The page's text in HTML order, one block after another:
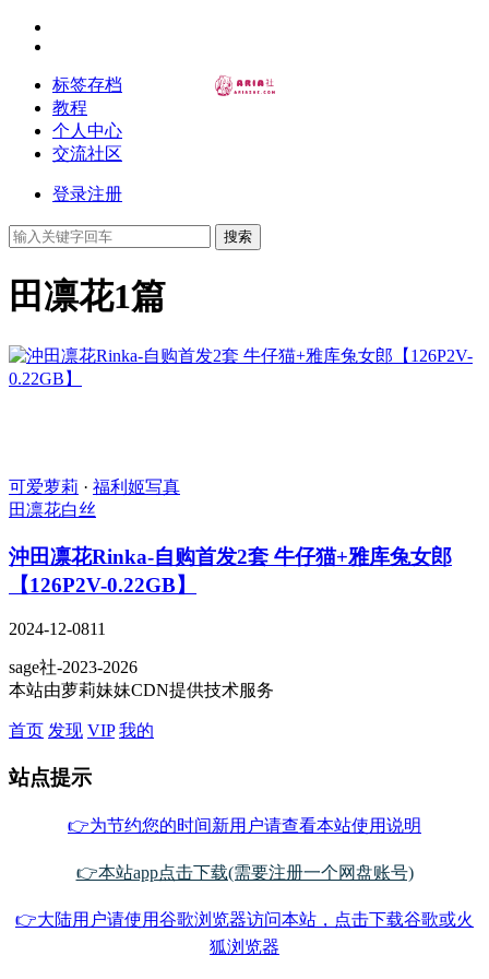
标签存档
教程
个人中心
交流社区
登录注册
搜索
田凛花1篇
可爱萝莉 · 福利姬写真
田凛花白丝
沖田凛花Rinka-自购首发2套 牛仔猫+雅库兔女郎
【126P2V-0.22GB】
2024-12-0811
sage社-2023-2026
本站由萝莉妹妹CDN提供技术服务
首页 发现 VIP 我的
站点提示
👉为节约您的时间新用户请查看本站使用说明
👉本站app点击下载(需要注册一个网盘账号)
👉大陆用户请使用谷歌浏览器访问本站，点击下载谷歌或火
狐浏览器